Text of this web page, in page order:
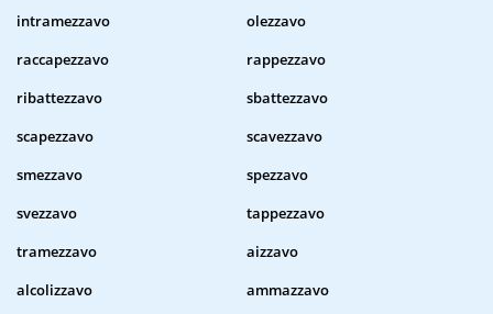
intramezzavo
olezzavo
raccapezzavo
rappezzavo
ribattezzavo
sbattezzavo
scapezzavo
scavezzavo
smezzavo
spezzavo
svezzavo
tappezzavo
tramezzavo
aizzavo
alcolizzavo
ammazzavo